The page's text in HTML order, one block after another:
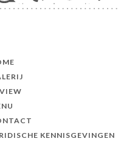
KENNISGEVINGEN